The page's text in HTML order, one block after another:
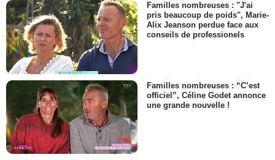
Familles nombreuses : "J'ai
pris beaucoup de poids", Marie-
Alix Jeanson perdue face aux
conseils de professionels
Familles nombreuses : “C’est
officiel”, Céline Godet annonce
une grande nouvelle !